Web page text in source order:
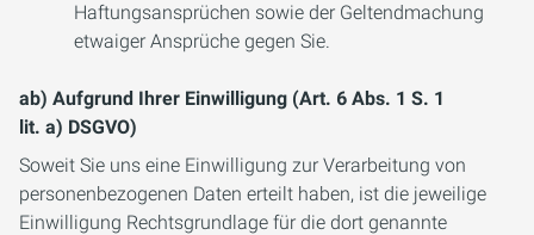
Haftungsansprüchen sowie der Geltendmachung
etwaiger Ansprüche gegen Sie.
ab) Aufgrund Ihrer Einwilligung (Art. 6 Abs. 1 S. 1
lit. a) DSGVO)
Soweit Sie uns eine Einwilligung zur Verarbeitung von
personenbezogenen Daten erteilt haben, ist die jeweilige
Einwilligung Rechtsgrundlage für die dort genannte